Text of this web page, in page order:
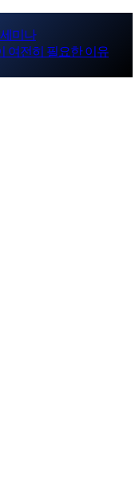
미나
여전히 필요한 이유